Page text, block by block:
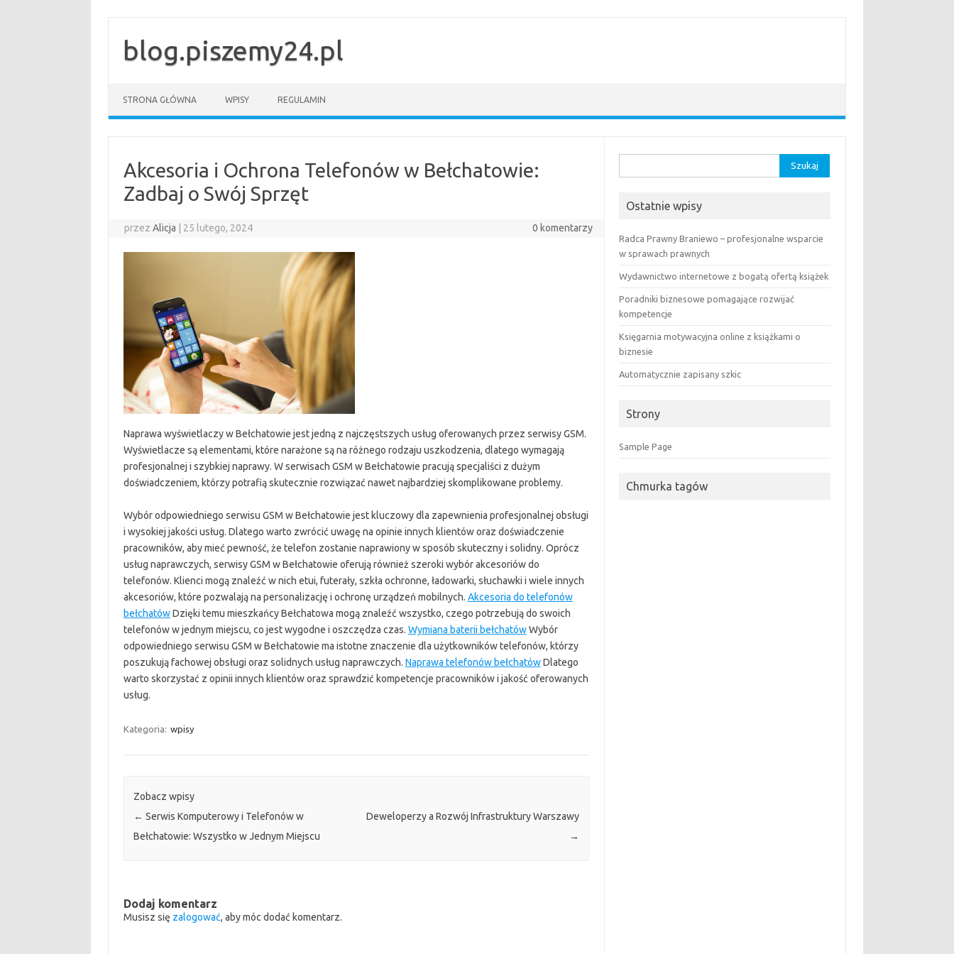
treściblog.piszemy24.pl
STRONA GŁÓWNA WPISY REGULAMIN
Akcesoria i Ochrona Telefonów w Bełchatowie:
Zadbaj o Swój Sprzęt
przezAlicja 25 lutego, 2024 0 komentarzy
Naprawa wyświetlaczy w Bełchatowie jest jedną z najczęstszych usług oferowanych przez serwisy GSM.
Wyświetlacze są elementami, które narażone są na różnego rodzaju uszkodzenia, dlatego wymagają
profesjonalnej i szybkiej naprawy. W serwisach GSM w Bełchatowie pracują specjaliści z dużym
doświadczeniem, którzy potrafią skutecznie rozwiązać nawet najbardziej skomplikowane problemy.
Wybór odpowiedniego serwisu GSM w Bełchatowie jest kluczowy dla zapewnienia profesjonalnej obsługi
i wysokiej jakości usług. Dlatego warto zwrócić uwagę na opinie innych klientów oraz doświadczenie
pracowników, aby mieć pewność, że telefon zostanie naprawiony w sposób skuteczny i solidny. Oprócz
usług naprawczych, serwisy GSM w Bełchatowie oferują również szeroki wybór akcesoriów do
telefonów. Klienci mogą znaleźć w nich etui, futerały, szkła ochronne, ładowarki, słuchawki i wiele innych
akcesoriów, które pozwalają na personalizację i ochronę urządzeń mobilnych. Akcesoria do telefonów
bełchatówDzięki temu mieszkańcy Bełchatowa mogą znaleźć wszystko, czego potrzebują do swoich
telefonów w jednym miejscu, co jest wygodne i oszczędza czas. Wymiana baterii bełchatówWybór
odpowiedniego serwisu GSM w Bełchatowie ma istotne znaczenie dla użytkowników telefonów, którzy
poszukują fachowej obsługi oraz solidnych usług naprawczych. Naprawa telefonów bełchatówDlatego
warto skorzystać z opinii innych klientów oraz sprawdzić kompetencje pracowników i jakość oferowanych
usług.
Kategoria: wpisy
Zobacz wpisy
← Serwis Komputerowy i Telefonów w
Bełchatowie: Wszystko w Jednym Miejscu
Deweloperzy a Rozwój Infrastruktury Warszawy
→
Dodaj komentarz
Musisz się zalogować, aby móc dodać komentarz.
Ostatnie wpisy
Radca Prawny Braniewo – profesjonalne wsparcie
w sprawach prawnych
Wydawnictwo internetowe z bogatą ofertą książek
Poradniki biznesowe pomagające rozwijać
kompetencje
Księgarnia motywacyjna online z książkami o
biznesie
Automatycznie zapisany szkic
Strony
Sample Page
Chmurka tagów